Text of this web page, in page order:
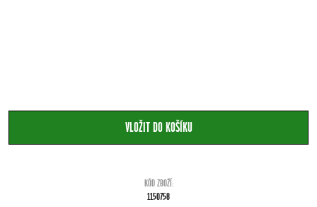
KÓD ZBOŽÍ:
1150758